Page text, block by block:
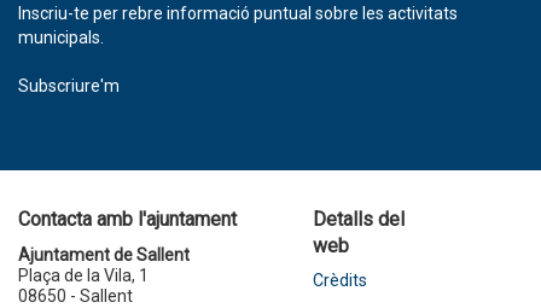
Inscriu-te per rebre informació puntual sobre les activitats
municipals.
Subscriure'm
Contacta amb l'ajuntament
Ajuntament de Sallent
Plaça de la Vila, 1
08650 - Sallent
Detalls del
web
Crèdits